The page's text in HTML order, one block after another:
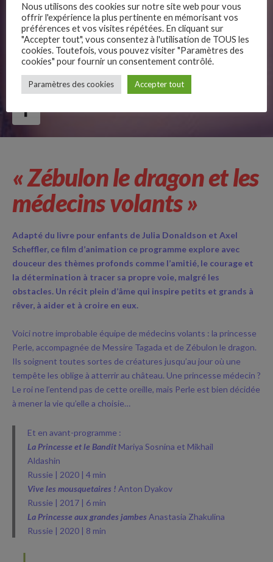
Follow Us
« Zébulon le dragon et les
médecins volants »
Adapté du livre pour enfants de Julia Donaldson et Axel
Scheffler, ce film d’animation ce programme explore avec
douceur des thèmes profonds comme l’amitié, le courage et
la détermination à tracer sa propre voie, malgré les
obstacles. Un récit plein d’âme qui inspire petits et grands à
rêver, à aider et à croire en eux.
Voici notre improbable équipe de médecins volants : la princesse
Perle, accompagnée de Messire Tagada et de Zébulon le dragon.
Ils soignent toutes sortes de créatures jusqu’au jour où une
tempête les oblige à atterrir au château. Une princesse médecin ?
Le roi ne l’entend pas de cette oreille, mais Perle est bien décidée
à mener la vie qu’elle a choisie…
Et en avant-programme :
La Princesse et le Bandit Mariya Sosnina et Mikhail
Aldashin
Russie | 2020 | 4 min
Vive les mousquetaires ! Anton Dyakov
Russie | 2017 | 6 min
La Princesse aux grandes jambes Anastasia Zhakulina
Russie | 2020 | 8 min
Nous utilisons des cookies sur notre site web pour vous
offrir l'expérience la plus pertinente en mémorisant vos
préférences et vos visites répétées. En cliquant sur
"Accepter tout", vous consentez à l'utilisation de TOUS les
cookies. Toutefois, vous pouvez visiter "Paramètres des
cookies" pour fournir un consentement contrôlé.
Paramètres des cookies Accepter tout